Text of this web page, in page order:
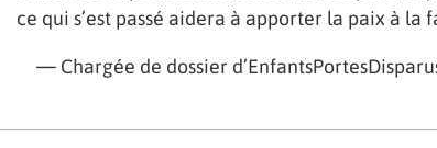
ce qui s’est passé aidera à apporter la paix à
— Chargée de dossier